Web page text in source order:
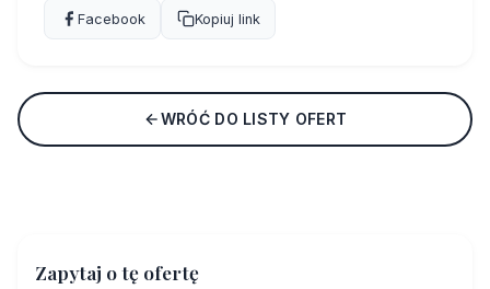
Facebook Kopiuj link
WRÓĆ DO LISTY OFERT
Zapytaj o tę ofertę